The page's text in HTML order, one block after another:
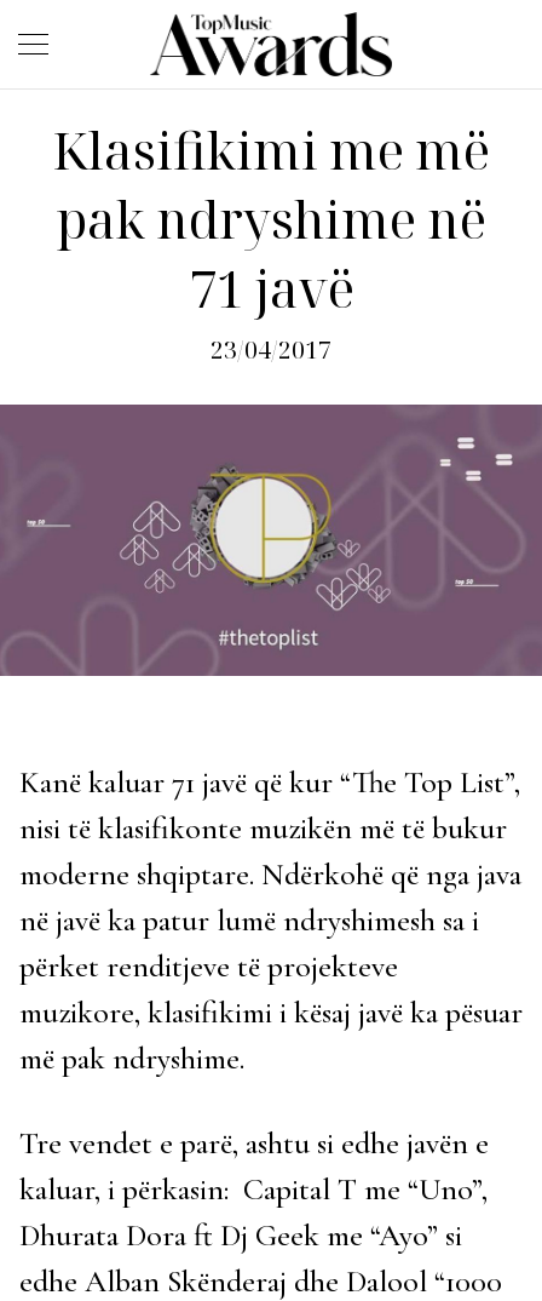
Klasifikimi me më
pak ndryshime në
71 javë
23/04/2017
Kanë kaluar 71 javë që kur “The Top List”,
nisi të klasifikonte muzikën më të bukur
moderne shqiptare. Ndërkohë që nga java
në javë ka patur lumë ndryshimesh sa i
përket renditjeve të projekteve
muzikore, klasifikimi i kësaj javë ka pësuar
më pak ndryshime.
Tre vendet e parë, ashtu si edhe javën e
kaluar, i përkasin: Capital T me “Uno”,
Dhurata Dora ft Dj Geek me “Ayo” si
edhe Alban Skënderaj dhe Dalool “1000